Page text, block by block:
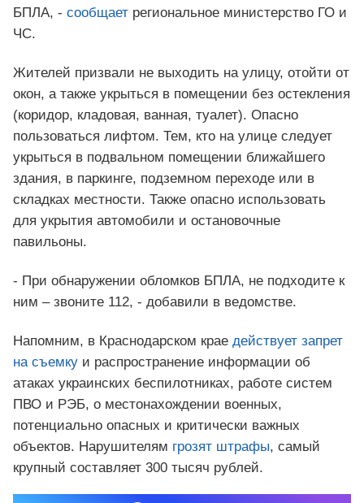
БПЛА, - сообщает региональное министерство ГО и
ЧС.
Жителей призвали не выходить на улицу, отойти от
окон, а также укрыться в помещении без остекления
(коридор, кладовая, ванная, туалет). Опасно
пользоваться лифтом. Тем, кто на улице следует
укрыться в подвальном помещении ближайшего
здания, в паркинге, подземном переходе или в
складках местности. Также опасно использовать
для укрытия автомобили и остановочные
павильоны.
- При обнаружении обломков БПЛА, не подходите к
ним – звоните 112, - добавили в ведомстве.
Напомним, в Краснодарском крае действует запрет
на съемку и распространение информации об
атаках украинских беспилотниках, работе систем
ПВО и РЭБ, о местонахождении военных,
потенциально опасных и критически важных
объектов. Нарушителям грозят штрафы, самый
крупный составляет 300 тысяч рублей.